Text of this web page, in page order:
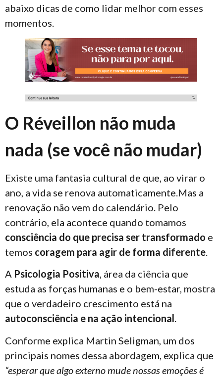
abaixo dicas de como lidar melhor com esses
momentos.
O Réveillon não muda
nada (se você não mudar)
Existe uma fantasia cultural de que, ao virar o
ano, a vida se renova automaticamente. Mas a
renovação não vem do calendário. Pelo
contrário, ela acontece quando tomamos
consciência do que precisa ser transformado e
temos coragem para agir de forma diferente
A Psicologia Positiva, área da ciência que
estuda as forças humanas e o bem-estar, mostra
que o verdadeiro crescimento está na
autoconsciência e na ação intencional.
Conforme explica Martin Seligman, um dos
principais nomes dessa abordagem, explica que
“esperar que algo externo mude nossas emoções é